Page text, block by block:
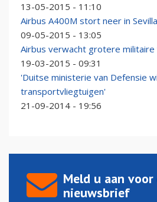
13-05-2015 - 11:10
Airbus A400M stort neer in Sevilla
09-05-2015 - 13:05
Airbus verwacht grotere militaire
19-03-2015 - 09:31
'Duitse ministerie van Defensie
transportvliegtuigen'
21-09-2014 - 19:56
Meld u aan voor
nieuwsbrief